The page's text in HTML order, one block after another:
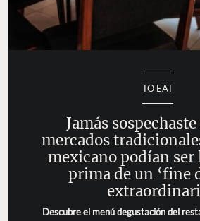
TO EAT
Jamás
mercados
mexicano podían ser
prima de un ‘fine
Descubre el menú degustación del